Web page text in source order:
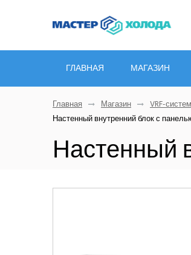
ГЛАВНАЯ МАГАЗИН
Главная Магазин VRF-
Настенный внутренний блок с
Настенный